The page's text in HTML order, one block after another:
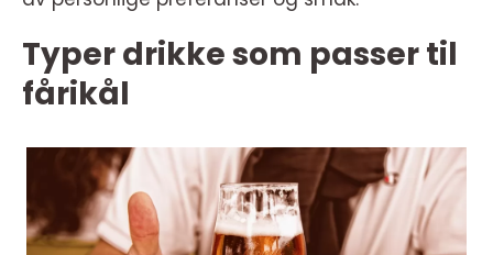
Typer drikke som passer til
fårikål